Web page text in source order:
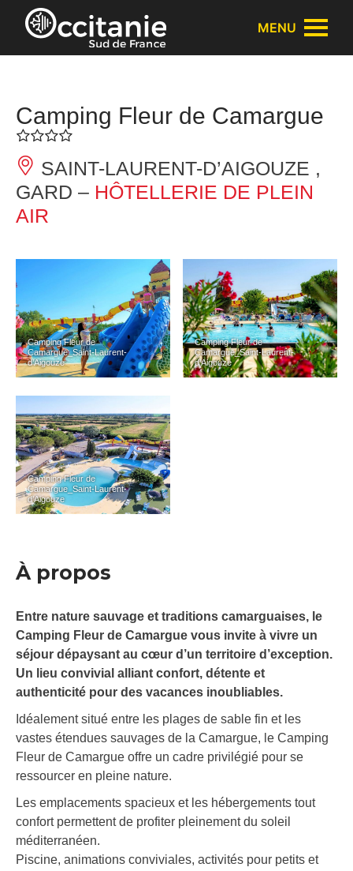
Panneau de gestion des cookies
MENU
Camping Fleur de Camargue
SAINT-LAURENT-D’AIGOUZE ,
GARD – HÔTELLERIE DE PLEIN
AIR
Camping Fleur de
Camargue_Saint-Laurent-
d’Aigouze
Camping Fleur de
Camargue_Saint-Laurent-
d’Aigouze
Camping Fleur de
Camargue_Saint-Laurent-
d’Aigouze
À propos
Entre nature sauvage et traditions camarguaises, le
Camping Fleur de Camargue vous invite à vivre un
séjour dépaysant au cœur d’un territoire d’exception.
Un lieu convivial alliant confort, détente et
authenticité pour des vacances inoubliables.
Idéalement situé entre les plages de sable fin et les
vastes étendues sauvages de la Camargue, le Camping
Fleur de Camargue offre un cadre privilégié pour se
ressourcer en pleine nature.
Les emplacements spacieux et les hébergements tout
confort permettent de profiter pleinement du soleil
méditerranéen.
Piscine, animations conviviales, activités pour petits et